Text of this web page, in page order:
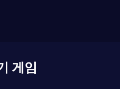
게임